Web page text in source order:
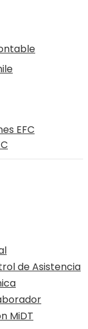
EFC
de Asistencia
MiDT